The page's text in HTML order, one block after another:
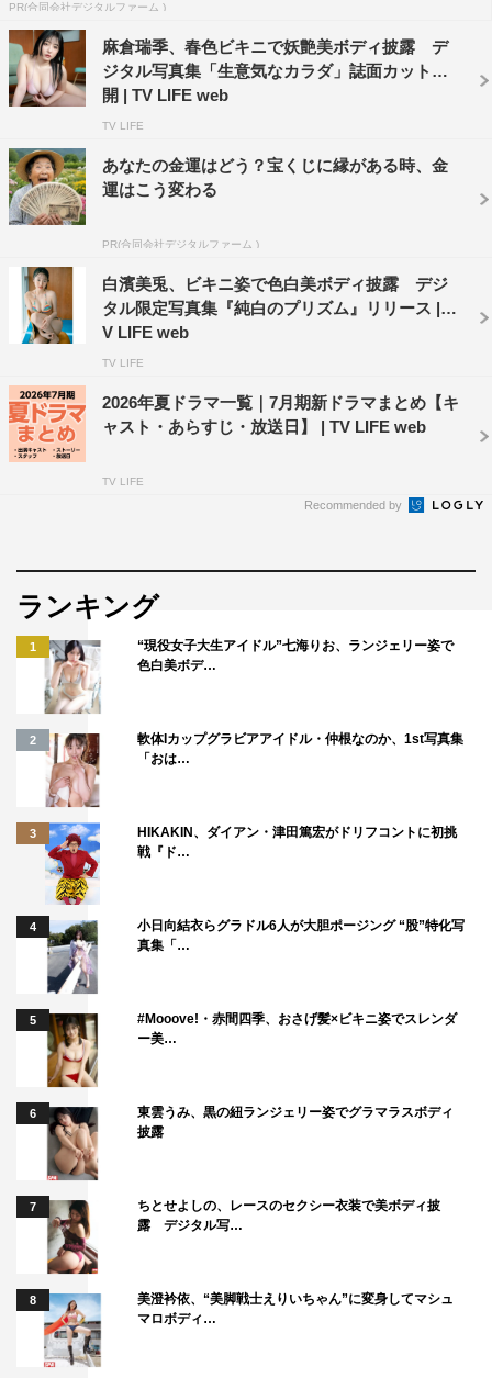
PR(合同会社デジタルファーム )
麻倉瑞季、春色ビキニで妖艶美ボディ披露 デ
ジタル写真集「生意気なカラダ」誌面カット公
開 | TV LIFE web
TV LIFE
あなたの金運はどう？宝くじに縁がある時、金
運はこう変わる
PR(合同会社デジタルファーム )
白濱美兎、ビキニ姿で色白美ボディ披露 デジ
タル限定写真集『純白のプリズム』リリース | T
V LIFE web
TV LIFE
2026年夏ドラマ一覧｜7月期新ドラマまとめ【キ
ャスト・あらすじ・放送日】 | TV LIFE web
TV LIFE
Recommended by
ランキング
1
“現役女子大生アイドル”七海りお、ランジェリー姿で
色白美ボデ…
2
軟体Iカップグラビアアイドル・仲根なのか、1st写真集
「おは…
3
HIKAKIN、ダイアン・津田篤宏がドリフコントに初挑
戦『ド…
4
小日向結衣らグラドル6人が大胆ポージング “股”特化写
真集「…
5
#Mooove!・赤間四季、おさげ髪×ビキニ姿でスレンダ
ー美…
6
東雲うみ、黒の紐ランジェリー姿でグラマラスボディ
披露
7
ちとせよしの、レースのセクシー衣装で美ボディ披
露 デジタル写…
8
美澄衿依、“美脚戦士えりいちゃん”に変身してマシュ
マロボディ…